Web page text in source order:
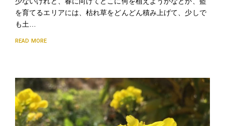
を育てるエリアには、枯れ草をどんどん積み上げて、少しで
も土…
READ MORE